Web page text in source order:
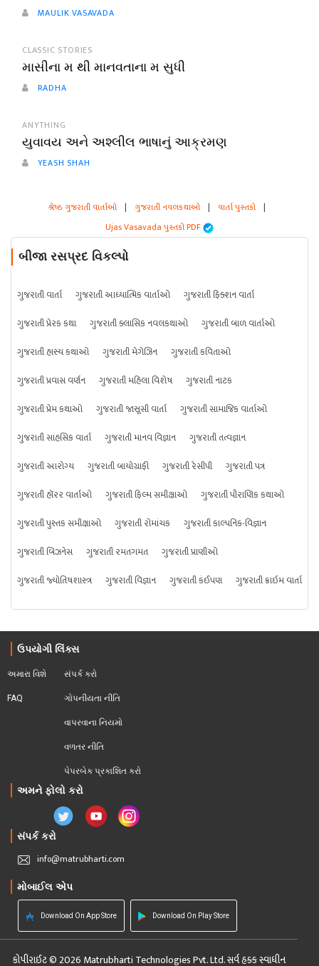
MAULIK VASAVADA
CLASSIC STORIES
માસીના મ થી માનવતાના મ સુધી
RADHA
ANYTHING
યુવાવય અને અશ્લીલ ભાષાનું આક્રમણ
YEASH SHAH
શ્રેષ્ઠ ગુજરાતી વાર્તાઓ | ગુજરાતી નવલકથાઓ | વાર્તા પુસ્તકો |
Ujas Vasavada પુસ્તકો PDF
બીજા રસપ્રદ વિકલ્પો
ગુજરાતી વાર્તા ગુજરાતી આધ્યાત્મિક વાર્તાઓ
ગુજરાતી ફિક્શન વાર્તા
ગુજરાતી પ્રેરક કથા
ગુજરાતી ક્લાસિક નવલકથાઓ
ગુજરાતી બાળ વાર્તાઓ
ગુજરાતી હાસ્ય કથાઓ
ગુજરાતી મેગેઝિન
ગુજરાતી કવિતાઓ
ગુજરાતી પ્રવાસ વર્ણન
ગુજરાતી મહિલા વિશેષ
ગુજરાતી નાટક
ગુજરાતી પ્રેમ કથાઓ
ગુજરાતી જાસૂસી વાર્તા
ગુજરાતી સામાજિક વાર્તાઓ
ગુજરાતી સાહસિક વાર્તા
ગુજરાતી માનવ વિજ્ઞાન
ગુજરાતી તત્વજ્ઞાન
ગુજરાતી આરોગ્ય
ગુજરાતી બાયોગ્રાફી ગુજરાતી રેસીપી
ગુજરાતી પત્ર
ગુજરાતી હૉરર વાર્તાઓ
ગુજરાતી ફિલ્મ સમીક્ષાઓ
ગુજરાતી પૌરાણિક કથાઓ
ગુજરાતી પુસ્તક સમીક્ષાઓ
ગુજરાતી રોમાંચક
ગુજરાતી કાલ્પનિક-વિજ્ઞાન
ગુજરાતી બિઝનેસ
ગુજરાતી રમતગમત
ગુજરાતી પ્રાણીઓ
ગુજરાતી જ્યોતિષશાસ્ત્ર
ગુજરાતી વિજ્ઞાન ગુજરાતી કંઈપણ ગુજરાતી ક્રાઇમ વાર્તા
ઉપયોગી લિંક્સ
અમારા વિશે
FAQ
સંપર્ક કરો
ગોપનીયતા નીતિ
વાપરવાના નિયમો
વળતર નીતિ
પેપરબેક પ્રકાશિત કરો
અમને ફોલો કરો
સંપર્ક કરો
info@matrubharti.com
મોબાઈલ એપ
Download On App Store Download On Play Store
કોપીરાઈટ © 2026 Matrubharti Technologies Pvt. Ltd. સર્વ હક્ક સ્વાધીન